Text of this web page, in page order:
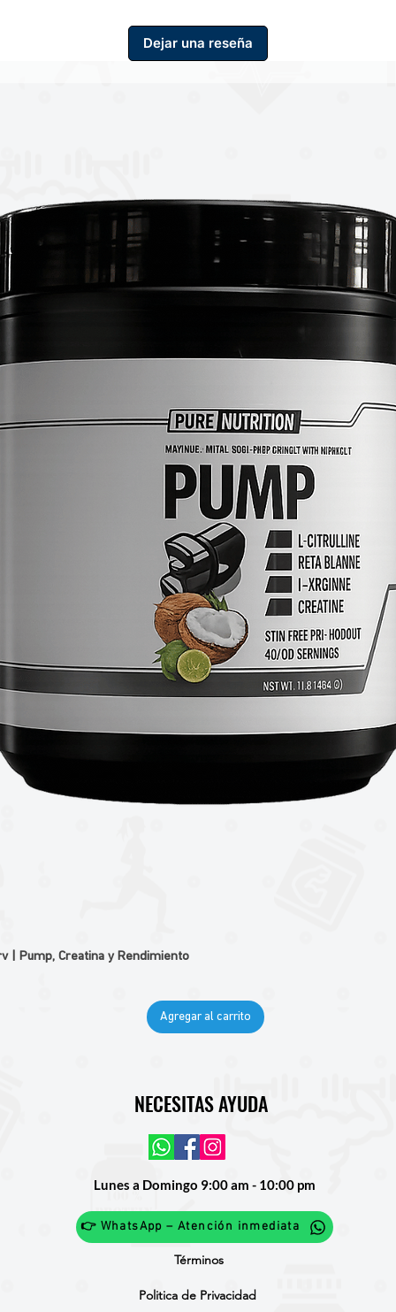
de la cantidad de agua en sus
volumen muscular
Dejar una reseña
| Pump, Creatina y Rendimiento
Agregar al carrito
NECESITAS AYUDA
Lunes a Domingo 9:00 am - 10:00 pm
👉 WhatsApp – Atención inmediata
Términos
Politica de Privacidad